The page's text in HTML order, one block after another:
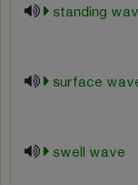
standing
surface
swell wave